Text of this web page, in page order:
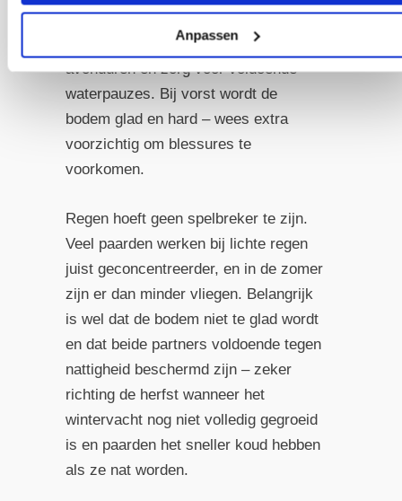
Anpassen
Hitte belast mens én paard. Plan
sessies in de koelere ochtend- of
avonduren en zorg voor voldoende
waterpauzes. Bij vorst wordt de
bodem glad en hard – wees extra
voorzichtig om blessures te
voorkomen.
Regen hoeft geen spelbreker te zijn.
Veel paarden werken bij lichte regen
juist geconcentreerder, en in de zomer
zijn er dan minder vliegen. Belangrijk
is wel dat de bodem niet te glad wordt
en dat beide partners voldoende tegen
nattigheid beschermd zijn – zeker
richting de herfst wanneer het
wintervacht nog niet volledig gegroeid
is en paarden het sneller koud hebben
als ze nat worden.